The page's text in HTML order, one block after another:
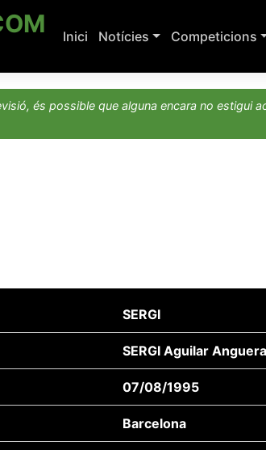
Inici Notícies Competicions
és possible que alguna encara no estigui
SERGI
SERGI Aguilar Anguera
07/08/1995
Barcelona